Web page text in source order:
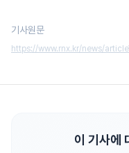
기사원문
https://www.rnx.kr/news/
이 기사에